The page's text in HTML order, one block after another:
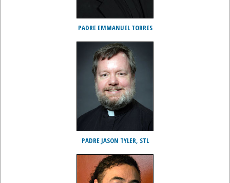
PADRE EMMANUEL TORRES
PADRE JASON TYLER, STL